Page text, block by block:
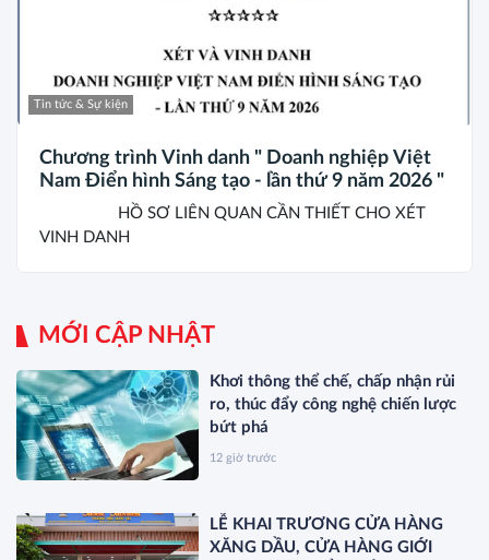
Tin tức & Sự kiện
Chương trình Vinh danh " Doanh nghiệp Việt
Nam Điển hình Sáng tạo - lần thứ 9 năm 2026 "
HỒ SƠ LIÊN QUAN CẦN THIẾT CHO XÉT
VINH DANH
MỚI CẬP NHẬT
Khơi thông thể chế, chấp nhận rủi
ro, thúc đẩy công nghệ chiến lược
bứt phá
12 giờ trước
LỄ KHAI TRƯƠNG CỬA HÀNG
XĂNG DẦU, CỬA HÀNG GIỚI